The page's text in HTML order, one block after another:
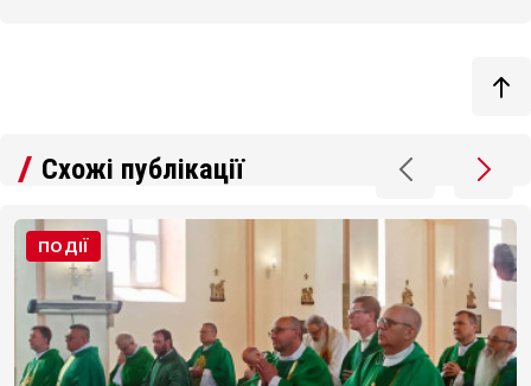
Схожі публікації
ПОДІЇ